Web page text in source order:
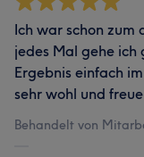
Ich war schon
jedes Mal gehe ich
Ergebnis einfach
sehr wohl und
Behandelt von